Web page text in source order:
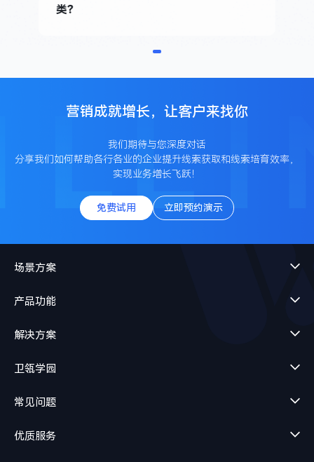
类？
营销成就增长，让客户来找你
我们期待与您深度对话
分享我们如何帮助各行各业的企业提升线索获取和线索培育效率，
实现业务增长飞跃！
免费试用 立即预约演示
场景方案
产品功能
解决方案
卫瓴学园
常见问题
优质服务